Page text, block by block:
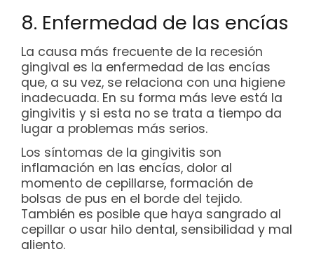
8. Enfermedad de las encías
La causa más frecuente de la recesión
gingival es la enfermedad de las encías
que, a su vez, se relaciona con una higiene
inadecuada. En su forma más leve está la
gingivitis y si esta no se trata a tiempo da
lugar a problemas más serios.
Los síntomas de la gingivitis son
inflamación en las encías, dolor al
momento de cepillarse, formación de
bolsas de pus en el borde del tejido.
También es posible que haya sangrado al
cepillar o usar hilo dental, sensibilidad y mal
aliento.